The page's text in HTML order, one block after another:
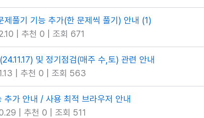
제풀기 기능 추가(한 문제씩 풀기) 안내 (1)
추천 0 조회 671
및 정기점검(매주 수,토) 관련 안내
추천 0 조회 563
추가 안내 / 사용 최적 브라우저 안내
추천 0 조회 511